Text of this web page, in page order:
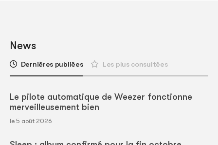
News
Dernières publiées Les plus consultées
Le pilote automatique de Weezer fonctionne
merveilleusement bien
le 5 août 2026